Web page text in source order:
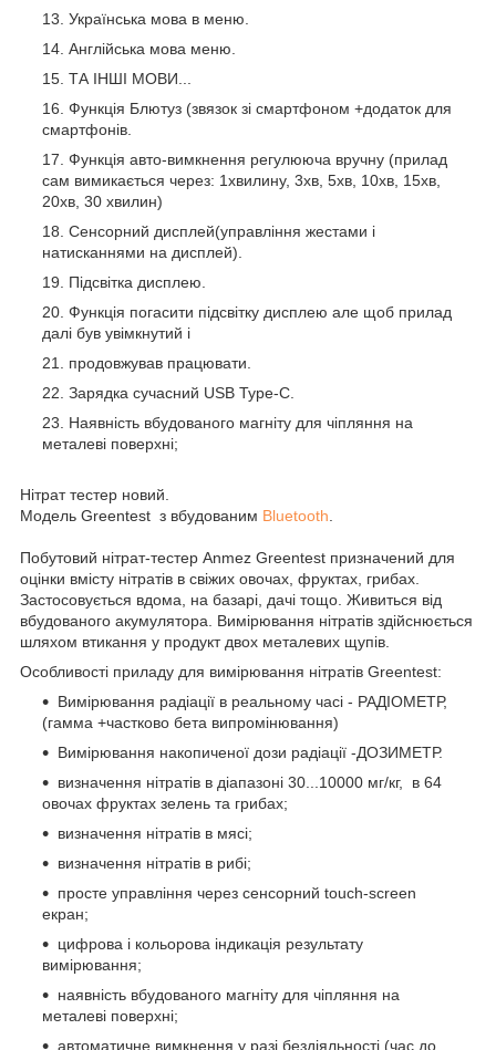
Українська мова в меню.
Англійська мова меню.
ТА ІНШІ МОВИ...
Функція Блютуз (звязок зі смартфоном +додаток для
смартфонів.
Функція авто-вимкнення регулююча вручну (прилад
сам вимикається через: 1хвилину, 3хв, 5хв, 10хв, 15хв,
20хв, 30 хвилин)
Сенсорний дисплей(управління жестами і
натисканнями на дисплей).
Підсвітка дисплею.
Функція погасити підсвітку дисплею але щоб прилад
далі був увімкнутий і
продовжував працювати.
Зарядка сучасний USB Type-C.
Наявність вбудованого магніту для чіпляння на
металеві поверхні;
Нітрат тестер новий.
Модель Greentest з вбудованим Bluetooth
Побутовий нітрат-тестер Anmez Greentest призначений для
оцінки вмісту нітратів в свіжих овочах, фруктах, грибах.
Застосовується вдома, на базарі, дачі тощо. Живиться від
вбудованого акумулятора. Вимірювання нітратів здійснюється
шляхом втикання у продукт двох металевих щупів.
Особливості приладу для вимірювання нітратів Greentest:
Вимірювання радіації в реальному часі - РАДІОМЕТР,
(гамма +частково бета випромінювання)
Вимірювання накопиченої дози радіації -ДОЗИМЕТР.
визначення нітратів в діапазоні 30...10000 мг/кг, в 64
овочах фруктах зелень та грибах;
визначення нітратів в мясі;
визначення нітратів в рибі;
просте управління через сенсорний touch-screen
екран;
цифрова і кольорова індикація результату
вимірювання;
наявність вбудованого магніту для чіпляння на
металеві поверхні;
автоматичне вимкнення у разі бездіяльності (час до